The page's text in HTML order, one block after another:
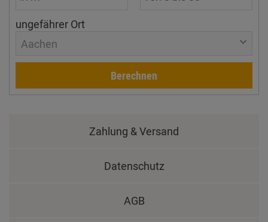
ungefährer Ort
Aachen
Berechnen
Zahlung & Versand
Datenschutz
AGB